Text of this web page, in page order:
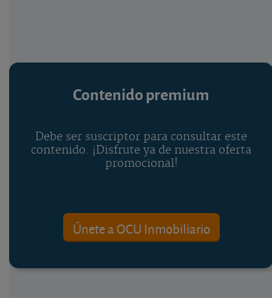
Contenido premium
Debe ser suscriptor para consultar este
contenido. ¡Disfrute ya de nuestra oferta
promocional!
Únete a OCU Inmobiliario